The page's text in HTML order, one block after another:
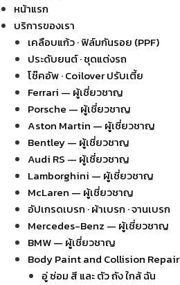
หน้าแรก
บริการของเรา
เคลือบแก้ว · ฟิล์มกันรอย (PPF)
ประดับยนต์ · ชุดแต่งรถ
โช๊คอัพ · Coilover ปรับเตี้ย
Ferrari — ผู้เชี่ยวชาญ
Porsche — ผู้เชี่ยวชาญ
Aston Martin — ผู้เชี่ยวชาญ
Bentley — ผู้เชี่ยวชาญ
Audi RS — ผู้เชี่ยวชาญ
Lamborghini — ผู้เชี่ยวชาญ
McLaren — ผู้เชี่ยวชาญ
อัปเกรดเบรก · ผ้าเบรก · จานเบรก
Mercedes-Benz — ผู้เชี่ยวชาญ
BMW — ผู้เชี่ยวชาญ
Body Paint and Collision Repair
อู่ ซ่อม สี และ ตัว ถัง ใกล้ ฉัน